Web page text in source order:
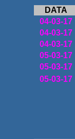
DATA
04-03-17
04-03-17
04-03-17
05-03-17
05-03-17
05-03-17